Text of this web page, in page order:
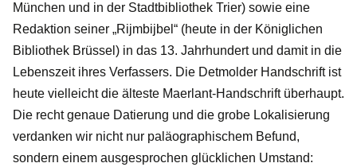
München und in der Stadtbibliothek Trier) sowie eine
Redaktion seiner „Rijmbijbel“ (heute in der Königlichen
Bibliothek Brüssel) in das 13. Jahrhundert und damit in die
Lebenszeit ihres Verfassers. Die Detmolder Handschrift ist
heute vielleicht die älteste Maerlant-Handschrift überhaupt.
Die recht genaue Datierung und die grobe Lokalisierung
verdanken wir nicht nur paläographischem Befund,
sondern einem ausgesprochen glücklichen Umstand: